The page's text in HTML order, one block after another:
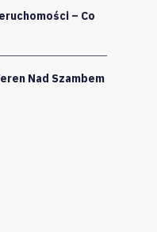
– Co
Nad Szambem